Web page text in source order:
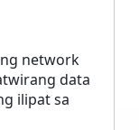
network
data
ilipat sa